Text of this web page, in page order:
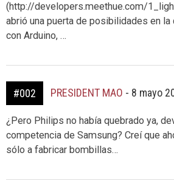
(http://developers.meethue.com/
abrió una puerta de posibilidades en la
con Arduino, …
#002 PRESIDENT MAO - 8 mayo
¿Pero Philips no había quebrado ya,
competencia de Samsung? Creí que
sólo a fabricar bombillas…